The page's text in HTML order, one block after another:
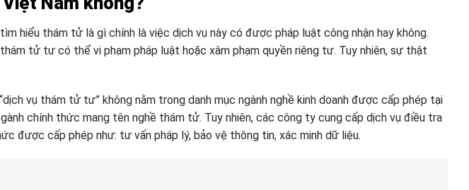
hiểu thám tử là gì chính là việc dịch vụ này có được pháp luật công nhận hay không.
tử tư có thể vi phạm pháp luật hoặc xâm phạm quyền riêng tư. Tuy nhiên, sự thật
vụ thám tử tư” không nằm trong danh mục ngành nghề kinh doanh được cấp phép tại
chính thức mang tên nghề thám tử. Tuy nhiên, các công ty cung cấp dịch vụ điều tra
được cấp phép như: tư vấn pháp lý, bảo vệ thông tin, xác minh dữ liệu.